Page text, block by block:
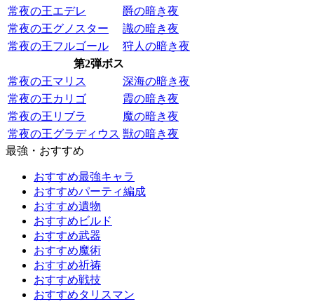
常夜の王エデレ
爵の暗き夜
常夜の王グノスター
識の暗き夜
常夜の王フルゴール
狩人の暗き夜
第2弾ボス
常夜の王マリス
深海の暗き夜
常夜の王カリゴ
霞の暗き夜
常夜の王リブラ
魔の暗き夜
常夜の王グラディウス 獣の暗き夜
最強・おすすめ
おすすめ最強キャラ
おすすめパーティ編成
おすすめ遺物
おすすめビルド
おすすめ武器
おすすめ魔術
おすすめ祈祷
おすすめ戦技
おすすめタリスマン